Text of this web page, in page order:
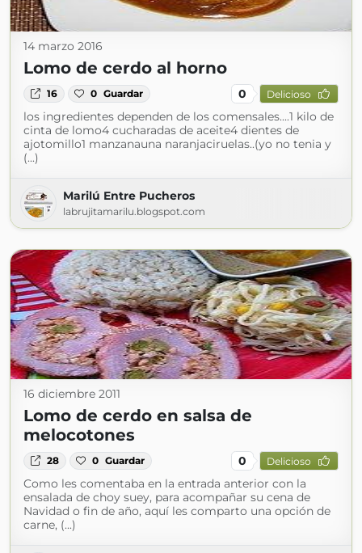
14 marzo 2016
Lomo de cerdo al horno
16 0 Guardar 0 Delicioso
los ingredientes dependen de los comensales....1 kilo de
cinta de lomo4 cucharadas de aceite4 dientes de
ajotomillo1 manzanauna naranjaciruelas..(yo no tenia y
(...)
Marilú Entre Pucheros
labrujitamarilu.blogspot.com
16 diciembre 2011
Lomo de cerdo en salsa de
melocotones
28 0 Guardar 0 Delicioso
Como les comentaba en la entrada anterior con la
ensalada de choy suey, para acompañar su cena de
Navidad o fin de año, aquí les comparto una opción de
carne, (...)